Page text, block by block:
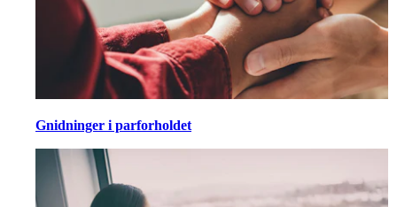
Gnidninger i parforholdet